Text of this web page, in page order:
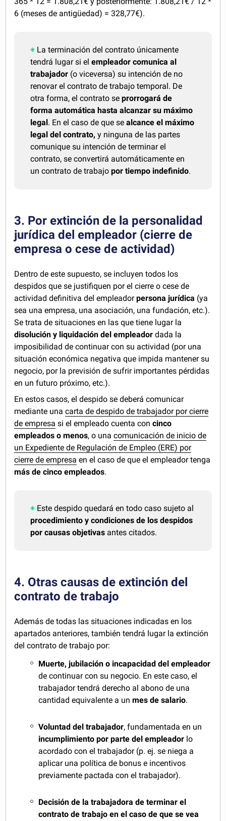
6 (meses de antigüedad) = 328,77€).
La terminación del contrato únicamente
tendrá lugar si elempleador comunica al
trabajador (o viceversa) su intención de no
renovar el contrato de trabajo temporal. De
otra forma, el contrato seprorrogará de
forma automática hasta alcanzar su máximo
legal. En el caso de que sealcance el máximo
legal del contrato, y ninguna de las partes
comunique su intención de terminar el
contrato, se convertirá automáticamente en
un contrato de trabajopor tiempo indefinido.
3. Por extinción de la personalidad
jurídica del empleador (cierre de
empresa o cese de actividad)
Dentro de este supuesto, se incluyen todos los
despidos que se justifiquen por el cierre o cese de
actividad definitiva del empleadorpersona jurídica (ya
sea una empresa, una asociación, una fundación, etc.).
Se trata de situaciones en las que tiene lugar la
disolución y liquidación del empleador dada la
imposibilidad de continuar con su actividad (por una
situación económica negativa que impida mantener su
negocio, por la previsión de sufrir importantes pérdidas
en un futuro próximo, etc.).
En estos casos, el despido se deberá comunicar
mediante unacarta de despido de trabajador por cierre
de empresa si el empleado cuenta concinco
empleados o menos, o unacomunicación de inicio de
un Expediente de Regulación de Empleo (ERE) por
cierre de empresa en el caso de que el empleador tenga
más de cinco empleados.
Este despido quedará en todo caso sujeto al
procedimiento y condiciones de los despidos
por causas objetivas antes citados.
4. Otras causas de extinción del
contrato de trabajo
Además de todas las situaciones indicadas en los
apartados anteriores, también tendrá lugar la extinción
del contrato de trabajo por:
Muerte, jubilación o incapacidad del empleador
de continuar con su negocio. En este caso, el
trabajador tendrá derecho al abono de una
cantidad equivalente a unmes de salario.
Voluntad del trabajador, fundamentada en un
incumplimiento por parte del empleador lo
acordado con el trabajador (p. ej. se niega a
aplicar una política de bonus e incentivos
previamente pactada con el trabajador).
Decisión de la trabajadora de terminar el
contrato de trabajo en el caso de que se vea